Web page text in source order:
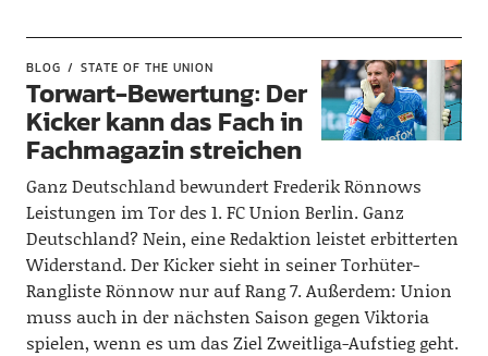
BLOG STATE OF THE UNION
Torwart-Bewertung: Der
Kicker kann das Fach in
Fachmagazin streichen
Ganz Deutschland bewundert Frederik Rönnows
Leistungen im Tor des 1. FC Union Berlin. Ganz
Deutschland? Nein, eine Redaktion leistet erbitterten
Widerstand. Der Kicker sieht in seiner Torhüter-
Rangliste Rönnow nur auf Rang 7. Außerdem: Union
muss auch in der nächsten Saison gegen Viktoria
spielen, wenn es um das Ziel Zweitliga-Aufstieg geht.